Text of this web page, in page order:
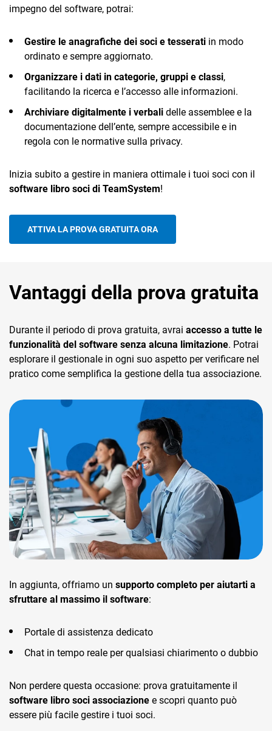
impegno del software, potrai:
Gestire le anagrafiche dei soci e tesserati in modo
ordinato e sempre aggiornato.
Organizzare i dati in categorie, gruppi e classi,
facilitando la ricerca e l’accesso alle informazioni.
Archiviare digitalmente i verbali delle assemblee e la
documentazione dell’ente, sempre accessibile e in
regola con le normative sulla privacy.
Inizia subito a gestire in maniera ottimale i tuoi soci con il
software libro soci di TeamSystem!
ATTIVA LA PROVA GRATUITA ORA
Vantaggi della prova gratuita
Durante il periodo di prova gratuita, avrai accesso a tutte le
funzionalità del software senza alcuna limitazione. Potrai
esplorare il gestionale in ogni suo aspetto per verificare nel
pratico come semplifica la gestione della tua associazione.
In aggiunta, offriamo un supporto completo per aiutarti a
sfruttare al massimo il software:
Portale di assistenza dedicato
Chat in tempo reale per qualsiasi chiarimento o dubbio
Non perdere questa occasione: prova gratuitamente il
software libro soci associazione e scopri quanto può
essere più facile gestire i tuoi soci.